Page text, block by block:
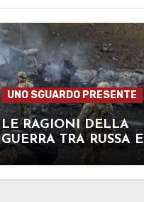
UNO SGUARDO PRESENTE
LE RAGIONI DELLA
GUERRA TRA RUSSA E
UCRAINA